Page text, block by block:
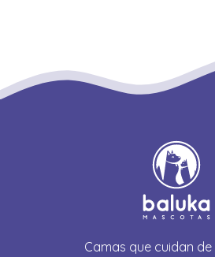
Camas que cuidan